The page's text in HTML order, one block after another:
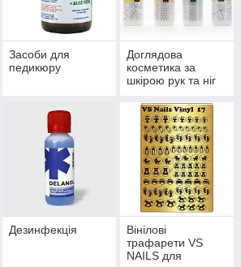
Засоби для
педикюру
Доглядова
косметика за
шкірою рук та ніг
Дезинфекція
Вінілові
трафарети VS
NAILS для